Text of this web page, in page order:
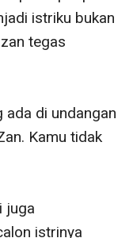
istriku bukan
tegas
ada di undangan
Kamu tidak
juga
istrinya